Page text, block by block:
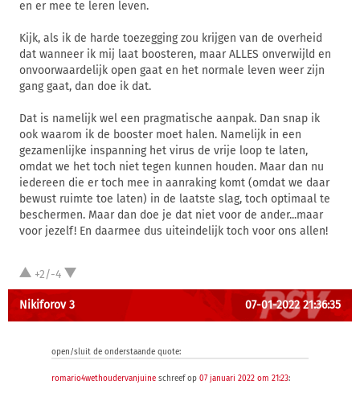
en er mee te leren leven.
Kijk, als ik de harde toezegging zou krijgen van de overheid
dat wanneer ik mij laat boosteren, maar ALLES onverwijld en
onvoorwaardelijk open gaat en het normale leven weer zijn
gang gaat, dan doe ik dat.
Dat is namelijk wel een pragmatische aanpak. Dan snap ik
ook waarom ik de booster moet halen. Namelijk in een
gezamenlijke inspanning het virus de vrije loop te laten,
omdat we het toch niet tegen kunnen houden. Maar dan nu
iedereen die er toch mee in aanraking komt (omdat we daar
bewust ruimte toe laten) in de laatste slag, toch optimaal te
beschermen. Maar dan doe je dat niet voor de ander...maar
voor jezelf! En daarmee dus uiteindelijk toch voor ons allen!
+2/-4
Nikiforov 3 07-01-2022 21:36:35
open/sluit de onderstaande quote:
romario4wethoudervanjuine schreef op 07 januari 2022 om 21:23: